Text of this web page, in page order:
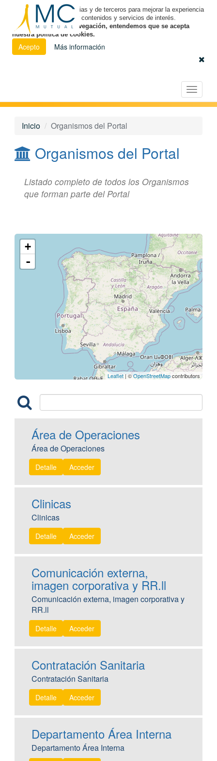
Utilizamos cookies propias y de terceros para mejorar la experiencia
de navegación y ofrecer contenidos y servicios de interés.
Al continuar con la navegación, entendemos que se acepta
nuestra política de cookies.
Acepto Más información
Toggle
Licitación Electrónica
Inicio Organismos del Portal
Organismos del Portal
Listado completo de todos los Organismos
que forman parte del Portal
+
-
Leaflet | ©OpenStreetMapcontributors
Área de Operaciones
Área de Operaciones
Detalle Acceder
Clinicas
Clinicas
Detalle Acceder
Comunicación externa,
imagen corporativa y RR.ll
Comunicación externa, imagen corporativa y
RR.ll
Detalle Acceder
Contratación Sanitaria
Contratación Sanitaria
Detalle Acceder
Departamento Área Interna
Departamento Área Interna